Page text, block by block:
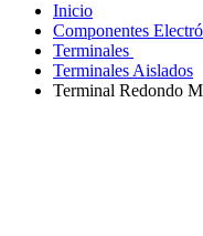
Inicio
Componentes
Terminales
Terminales Aislados
Terminal Redondo